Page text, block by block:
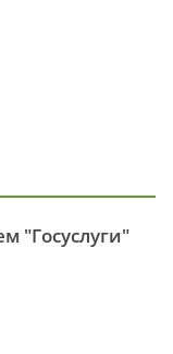
"Госуслуги"